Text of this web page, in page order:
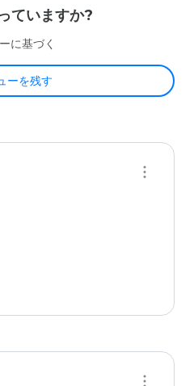
ていますか?
に基づく
ーを残す